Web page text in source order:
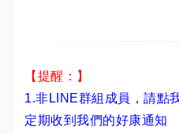
【提醒：】
1.非LINE群組成員， 請點
定期收到我們的好康通知